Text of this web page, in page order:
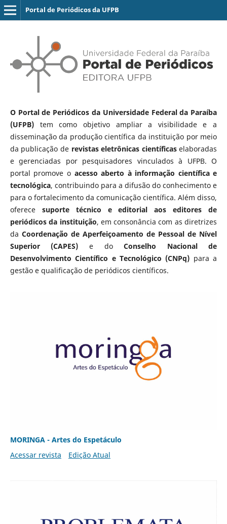
Portal de Periódicos da UFPB
O Portal de Periódicos da Universidade Federal da Paraíba
(UFPB)tem como objetivo ampliar a visibilidade e a
disseminação da produção científica da instituição por meio
da publicação de revistas eletrônicas científicaselaboradas
e gerenciadas por pesquisadores vinculados à UFPB. O
portal promove o acesso aberto à informação científica e
tecnológica, contribuindo para a difusão do conhecimento e
para o fortalecimento da comunicação científica. Além disso,
oferece suporte técnico e editorial aos editores de
periódicos da instituição, em consonância com as diretrizes
da Coordenação de Aperfeiçoamento de Pessoal de Nível
Superior (CAPES) e doConselho Nacional de
Desenvolvimento Científico e Tecnológico (CNPq) para a
gestão e qualificação de periódicos científicos.
MORINGA - Artes do Espetáculo
Acessar revista
Edição Atual